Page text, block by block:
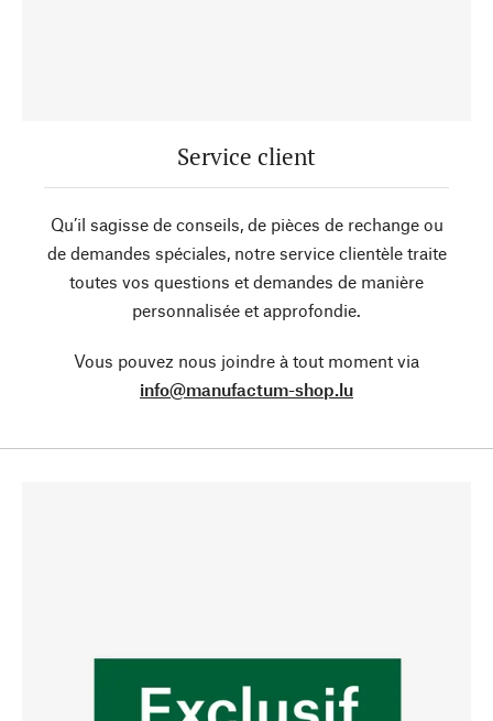
Service client
Qu’il sagisse de conseils, de pièces de rechange ou
de demandes spéciales, notre service clientèle traite
toutes vos questions et demandes de manière
personnalisée et approfondie.
Vous pouvez nous joindre à tout moment via
info@manufactum-shop.lu